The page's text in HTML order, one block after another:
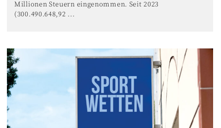
Millionen Steuern eingenommen. Seit 2023
(300.490.648,92 ...